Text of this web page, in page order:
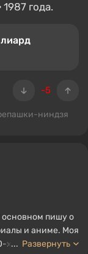
года.
-5
ниндзя
основном пишу о
и аниме. Моя
х. Я в основном
... Развернуть